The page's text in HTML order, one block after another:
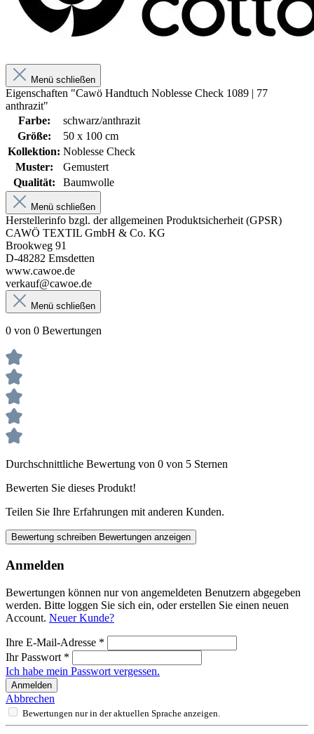
Menü schließen
Eigenschaften "Cawö Handtuch Noblesse Check 1089 | 77
anthrazit"
Farbe:
schwarz/anthrazit
Größe:
50 x 100 cm
Kollektion: Noblesse Check
Muster:
Gemustert
Qualität:
Baumwolle
Menü schließen
Herstellerinfo bzgl. der allgemeinen Produktsicherheit (GPSR)
CAWÖ TEXTIL GmbH & Co. KG
Brookweg 91
D-48282 Emsdetten
www.cawoe.de
verkauf@cawoe.de
Menü schließen
0 von 0 Bewertungen
Durchschnittliche Bewertung von 0 von 5 Sternen
Bewerten Sie dieses Produkt!
Teilen Sie Ihre Erfahrungen mit anderen Kunden.
Bewertung schreiben Bewertungen anzeigen
Anmelden
Bewertungen können nur von angemeldeten Benutzern abgegeben
werden. Bitte loggen Sie sich ein, oder erstellen Sie einen neuen
Account. Neuer Kunde?
Ihre E-Mail-Adresse *
Ihr Passwort *
Ich habe mein Passwort vergessen.
Anmelden
Abbrechen
Bewertungen nur in der aktuellen Sprache anzeigen.